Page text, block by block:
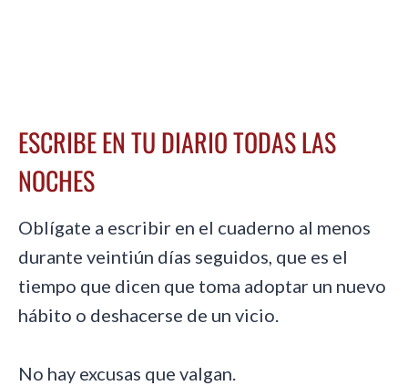
ESCRIBE EN TU DIARIO TODAS LAS
NOCHES
Oblígate a escribir en el cuaderno al menos
durante veintiún días seguidos, que es el
tiempo que dicen que toma adoptar un nuevo
hábito o deshacerse de un vicio.
No hay excusas que valgan.